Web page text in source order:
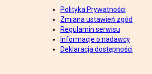
Polityka Prywatności
Zmiana ustawień zgód
Regulamin serwisu
Informacje o nadawcy
Deklaracja dostępności